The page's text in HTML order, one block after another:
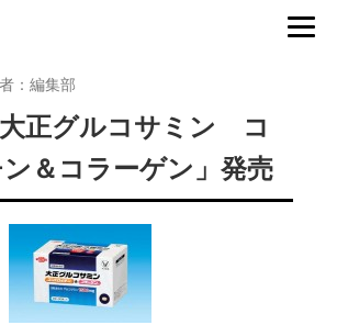
：編集部
正グルコサミン コ
＆コラーゲン」発売